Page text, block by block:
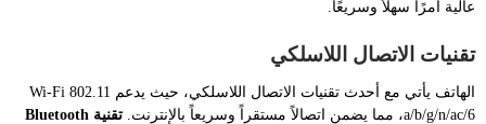
عالية أمرًا سهلاً وسريعًا.
تقنيات الاتصال اللاسلكي
الهاتف يأتي مع أحدث تقنيات الاتصال اللاسلكي، حيث يدعم Wi-Fi 802.11
a/b/g/n/ac/6، مما يضمن اتصالاً مستقراً وسريعاً بالإنترنت.
تقنية Bluetooth